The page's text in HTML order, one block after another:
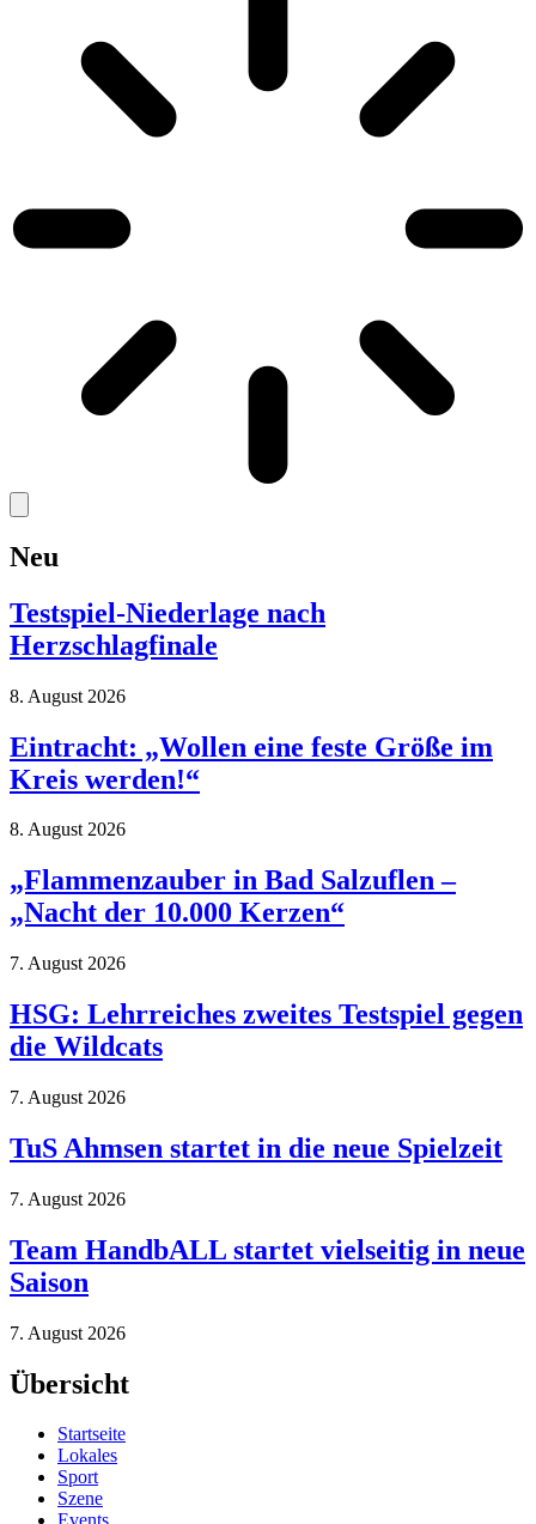
Neu
Testspiel-Niederlage nach
Herzschlagfinale
8. August 2026
Eintracht: „Wollen eine feste Größe im
Kreis werden!“
8. August 2026
„Flammenzauber in Bad Salzuflen –
„Nacht der 10.000 Kerzen“
7. August 2026
HSG: Lehrreiches zweites Testspiel gegen
die Wildcats
7. August 2026
TuS Ahmsen startet in die neue Spielzeit
7. August 2026
Team HandbALL startet vielseitig in neue
Saison
7. August 2026
Übersicht
Startseite
Lokales
Sport
Szene